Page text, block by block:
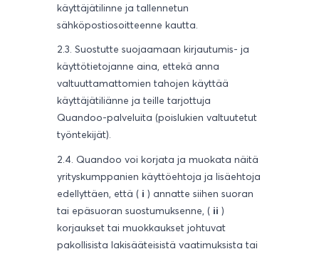
käyttäjätilinne ja tallennetun
sähköpostiosoitteenne kautta.
2.3. Suostutte suojaamaan kirjautumis- ja
käyttötietojanne aina, ettekä anna
valtuuttamattomien tahojen käyttää
käyttäjätiliänne ja teille tarjottuja
Quandoo-palveluita (poislukien valtuutetut
työntekijät).
2.4. Quandoo voi korjata ja muokata näitä
yrityskumppanien käyttöehtoja ja lisäehtoja
edellyttäen, että ( i ) annatte siihen suoran
tai epäsuoran suostumuksenne, ( ii )
korjaukset tai muokkaukset johtuvat
pakollisista lakisääteisistä vaatimuksista tai